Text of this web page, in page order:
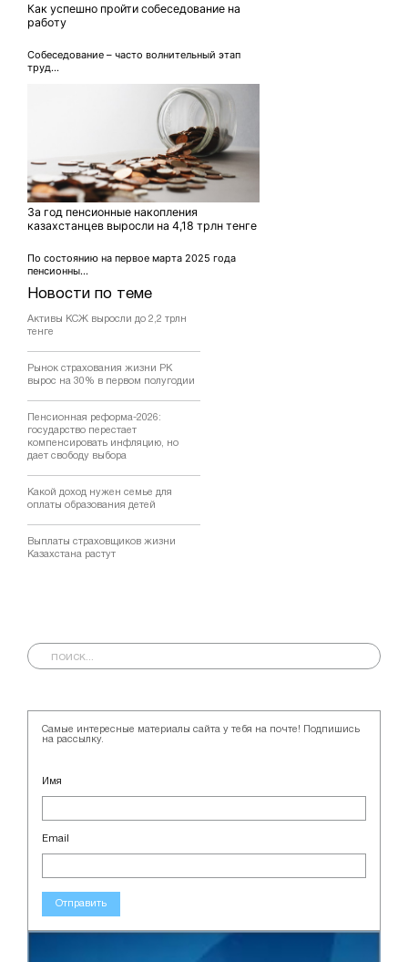
Новости по теме
Активы КСЖ выросли до 2,2 трлн
тенге
Рынок страхования жизни РК
вырос на 30% в первом полугодии
Пенсионная реформа-2026:
государство перестает
компенсировать инфляцию, но
дает свободу выбора
Какой доход нужен семье для
оплаты образования детей
Выплаты страховщиков жизни
Казахстана растут
Как успешно пройти собеседование на
работу
Собеседование – часто волнительный этап
труд...
За год пенсионные накопления
казахстанцев выросли на 4,18 трлн тенге
По состоянию на первое марта 2025 года
пенсионны...
Самые интересные материалы сайта у тебя на почте! Подпишись
на рассылку.
Имя
Email
Отправить